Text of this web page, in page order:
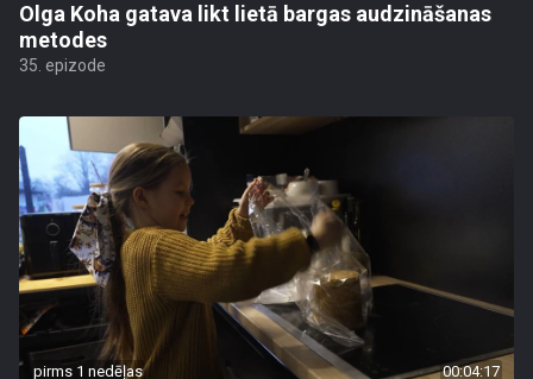
Olga Koha gatava likt lietā bargas audzināšanas
metodes
35. epizode
pirms 1 nedēļas 00:04:17